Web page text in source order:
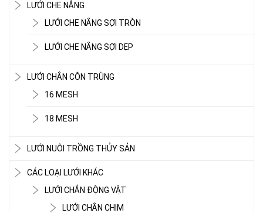
LƯỚI CHE NẮNG
LƯỚI CHE NẮNG SỢI TRÒN
LƯỚI CHE NẮNG SỢI DẸP
LƯỚI CHẮN CÔN TRÙNG
16 MESH
18 MESH
LƯỚI NUÔI TRỒNG THỦY SẢN
CÁC LOẠI LƯỚI KHÁC
LƯỚI CHẮN ĐỘNG VẬT
LƯỚI CHẮN CHIM